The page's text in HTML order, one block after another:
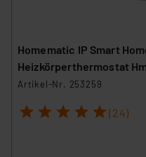
Homematic IP Smart
Heizkörperthermostat
Artikel-Nr. 253259
1 2 3 4 5 (24)